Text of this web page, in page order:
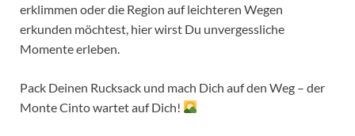
erklimmen oder die Region auf leichteren Wegen
erkunden möchtest, hier wirst Du unvergessliche
Momente erleben.
Pack Deinen Rucksack und mach Dich auf den Weg – der
Monte Cinto wartet auf Dich!